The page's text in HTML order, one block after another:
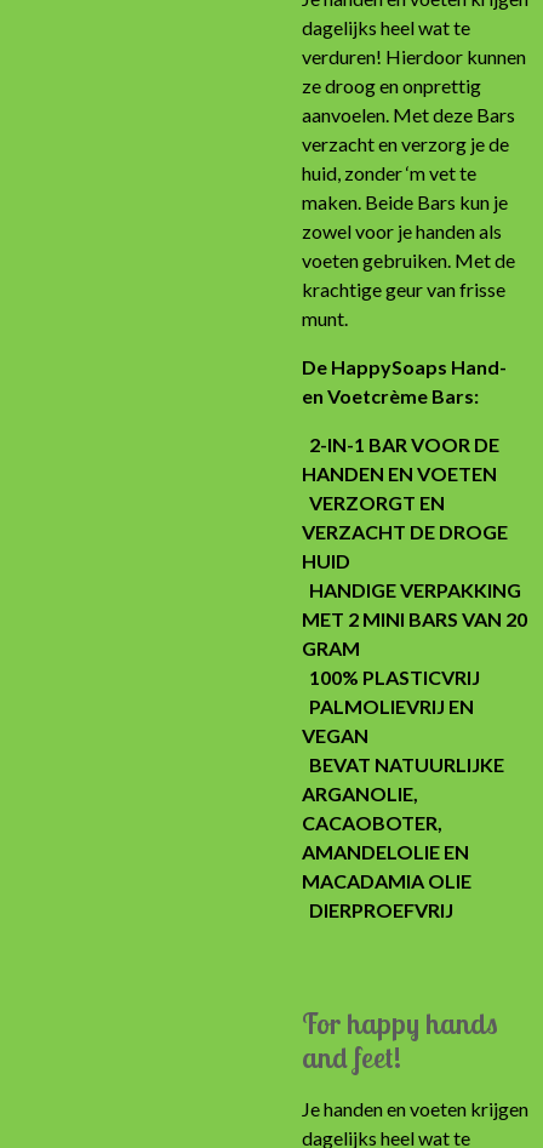
dagelijks heel wat te
verduren! Hierdoor kunnen
ze droog en onprettig
aanvoelen. Met deze Bars
verzacht en verzorg je de
huid, zonder ‘m vet te
maken. Beide Bars kun je
zowel voor je handen als
voeten gebruiken. Met de
krachtige geur van frisse
munt.
De HappySoaps Hand-
en Voetcrème Bars:
2-IN-1 BAR VOOR DE
HANDEN EN VOETEN
VERZORGT EN
VERZACHT DE DROGE
HUID
HANDIGE VERPAKKING
MET 2 MINI BARS VAN 20
GRAM
100% PLASTICVRIJ
PALMOLIEVRIJ EN
VEGAN
BEVAT NATUURLIJKE
ARGANOLIE,
CACAOBOTER,
AMANDELOLIE EN
MACADAMIA OLIE
DIERPROEFVRIJ
For happy hands
and feet!
Je handen en voeten krijgen
dagelijks heel wat te